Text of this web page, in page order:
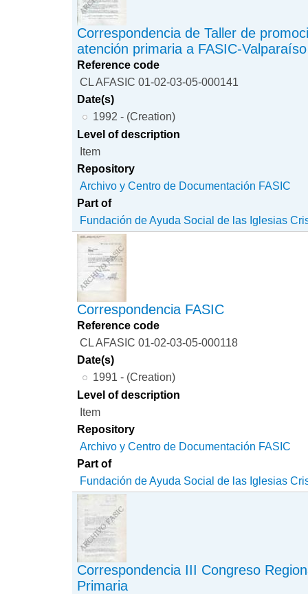
Correspondencia de Taller de
atención primaria a FASIC-Valparaíso
Reference code
CL AFASIC 01-02-03-05-000141
Date(s)
1992 - (Creation)
Level of description
Item
Repository
Archivo y Centro de Documentación FASIC
Part of
Fundación de Ayuda Social de las Iglesias
Correspondencia FASIC
Reference code
CL AFASIC 01-02-03-05-000118
Date(s)
1991 - (Creation)
Level of description
Item
Repository
Archivo y Centro de Documentación FASIC
Part of
Fundación de Ayuda Social de las Iglesias
Correspondencia III Congreso
Primaria